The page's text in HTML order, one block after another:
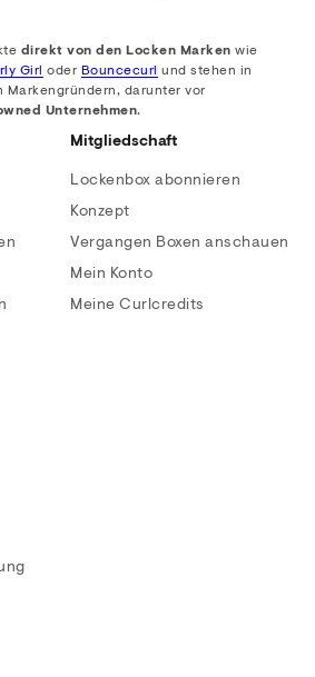
direkt von den Locken Marken wie
Girl oder Bouncecurl und stehen in
Markengründern, darunter vor
Unternehmen.
Mitgliedschaft
Lockenbox abonnieren
Konzept
Vergangen Boxen anschauen
Mein Konto
Meine Curlcredits